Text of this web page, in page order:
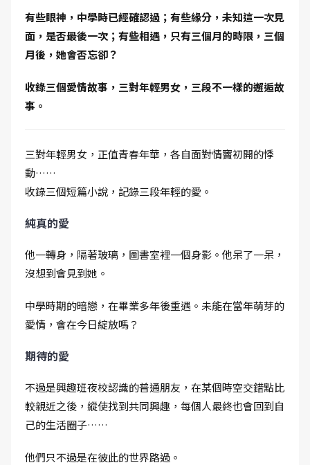
有些眼神，中學時已經確認過；有些緣分，未知這一次見
面，是否最後一次；有些相遇，只有三個月的時限，三個
月後，她會否忘卻？
收錄三個愛情故事，三對年輕男女，三段不一樣的邂逅故
事。
三對年輕男女，正值青春年華，各自面對情竇初開的悸
動……
收錄三個短篇小說，記錄三段年輕的愛。
純真的愛
他一轉身，隔著玻璃，圖書室裡一個身影。他呆了一呆，
沒想到會見到她。
中學時期的暗戀，在畢業多年後重遇。未能在當年萌芽的
愛情，會在今日綻放嗎？
期待的愛
不過是興趣班夜校認識的普通朋友，在某個時空交錯點比
較親近之後，縱使找到共同興趣，每個人最終也會回到自
己的生活圈子……
他們只不過是在彼此的世界路過。